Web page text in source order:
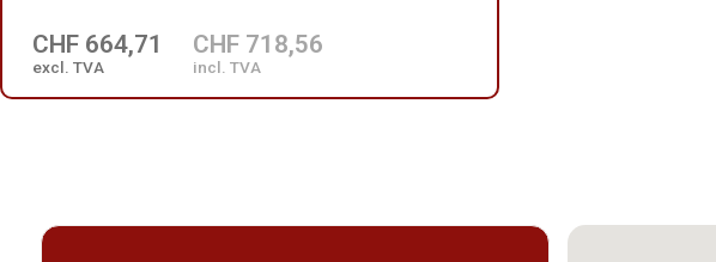
CHF 664,71
excl. TVA
CHF 718,56
incl. TVA